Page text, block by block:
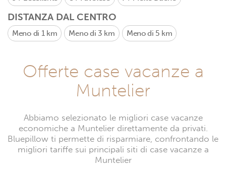
DISTANZA DAL CENTRO
Meno di 1 km Meno di 3 km Meno di 5 km
Offerte case vacanze a
Muntelier
Abbiamo selezionato le migliori case vacanze
economiche a Muntelier direttamente da privati.
Bluepillow ti permette di risparmiare, confrontando le
migliori tariffe sui principali siti di case vacanze a
Muntelier